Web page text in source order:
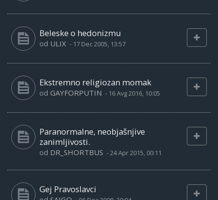
Beleske o hedonizmu
od ULIX - 17 Dec 2005, 13:57
Ekstremno religiozan momak
od GAYFORPUTIN - 16 Avg 2016, 10:05
Paranormalne, neobjašnjive
zanimljivosti.
od DR_SHORTBUS -24 Apr 2015, 00:11
Gej Pravoslavci